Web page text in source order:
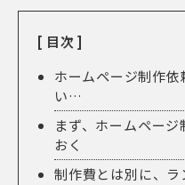
[ 目次 ]
ホームページ制作
い…
まず、ホームペー
おく
制作費とは別に、